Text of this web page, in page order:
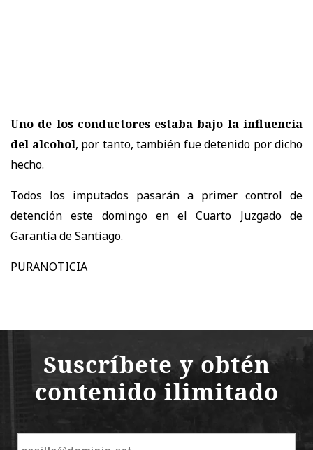
Uno de los conductores estaba bajo la influencia
del alcohol, por tanto, también fue detenido por dicho
hecho.
Todos los imputados pasarán a primer control de
detención este domingo en el Cuarto Juzgado de
Garantía de Santiago.
PURANOTICIA